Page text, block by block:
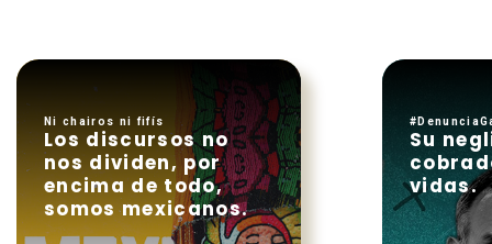
Ni chairos ni fifís
Los discursos no
nos dividen, por
encima de todo,
somos mexicanos.
Su
vidas.